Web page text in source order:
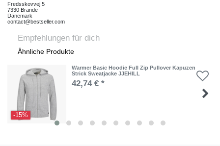
Fredsskovvej 5
7330 Brande
Dänemark
contact@bestseller.com
Empfehlungen für dich
Ähnliche Produkte
-15%
Warmer Basic Hoodie Full Zip Pullover Kapuzen
Strick Sweatjacke JJEHILL
42,74 € *